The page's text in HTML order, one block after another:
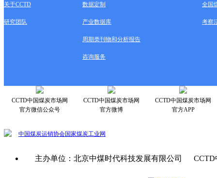
关于CCTD 数据定制 全国
研究团队 产业数据库 考察
周期类刊物和分析报告
咨询服务
CCTD中国煤炭市场网
官方微信公众号
CCTD中国煤炭市场网
官方微博
CCTD中国煤炭市场网
官方APP
中国煤炭运销协会国家煤炭工业网
主办单位：北京中煤时代科技发展有限公司